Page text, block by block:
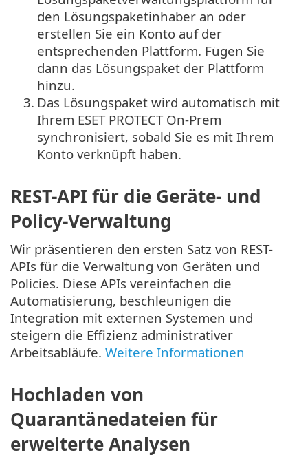
den Lösungspaketinhaber an oder
erstellen Sie ein Konto auf der
entsprechenden Plattform. Fügen Sie
dann das Lösungspaket der Plattform
hinzu.
3. Das Lösungspaket wird automatisch mit
Ihrem ESET PROTECT On-Prem
synchronisiert, sobald Sie es mit Ihrem
Konto verknüpft haben.
REST-API für die Geräte- und
Policy-Verwaltung
Wir präsentieren den ersten Satz von REST-
APIs für die Verwaltung von Geräten und
Policies. Diese APIs vereinfachen die
Automatisierung, beschleunigen die
Integration mit externen Systemen und
steigern die Effizienz administrativer
Arbeitsabläufe. Weitere Informationen
Hochladen von
Quarantänedateien für
erweiterte Analysen